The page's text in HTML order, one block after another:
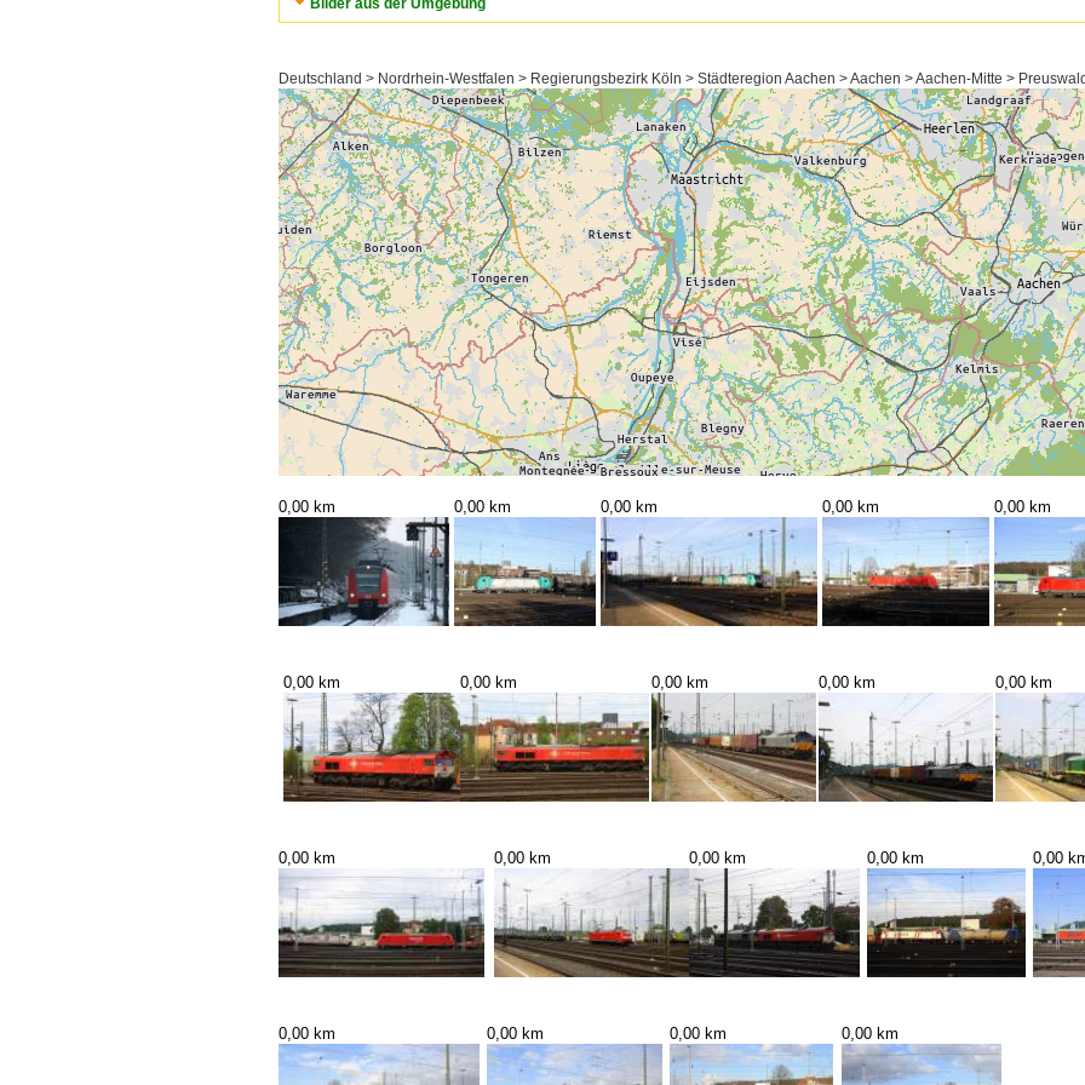
Bilder aus der Umgebung
Deutschland > Nordrhein-Westfalen > Regierungsbezirk Köln > Städteregion Aachen > Aachen > Aachen-Mitte >
0,00 km 0,00 km 0,00 km 0,00 km 0,00 km
0,00 km 0,00 km 0,00 km 0,00 km 0,00 km
0,00 km 0,00 km 0,00 km 0,00 km 0,00
0,00 km 0,00 km 0,00 km 0,00 km